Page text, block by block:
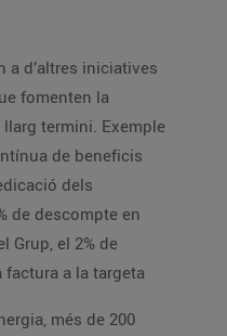
a d’altres iniciatives
fomenten la
termini. Exemple
de beneficis
dels
de descompte en
Grup, el 2% de
a la targeta
més de 200